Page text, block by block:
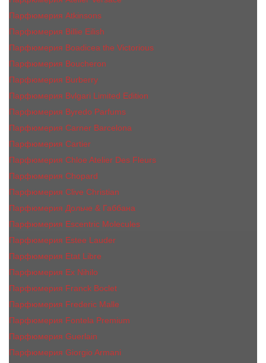
Парфюмерия Atkinsons
Парфюмерия Billie Eilish
Парфюмерия Boadicea the Victorious
Парфюмерия Boucheron
Парфюмерия Burberry
Парфюмерия Bvlgari Limited Edition
Парфюмерия Byredo Parfums
Парфюмерия Carner Barcelona
Парфюмерия Cartier
Парфюмерия Chloe Atelier Des Fleurs
Парфюмерия Сhopard
Парфюмерия Clive Christian
Парфюмерия Дольче & Габбана
Парфюмерия Escentric Molecules
Парфюмерия Estee Lаudеr
Парфюмерия Etat Libre
Парфюмерия Ex Nihilo
Парфюмерия Franck Boclet
Парфюмерия Frеderic Mаlle
Парфюмерия Fontela Premium
Парфюмерия Guerlain
Парфюмерия Giorgio Armani